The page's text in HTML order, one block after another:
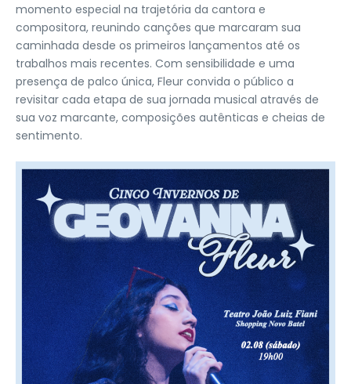
momento especial na trajetória da cantora e
compositora, reunindo canções que marcaram sua
caminhada desde os primeiros lançamentos até os
trabalhos mais recentes. Com sensibilidade e uma
presença de palco única, Fleur convida o público a
revisitar cada etapa de sua jornada musical através de
sua voz marcante, composições autênticas e cheias de
sentimento.